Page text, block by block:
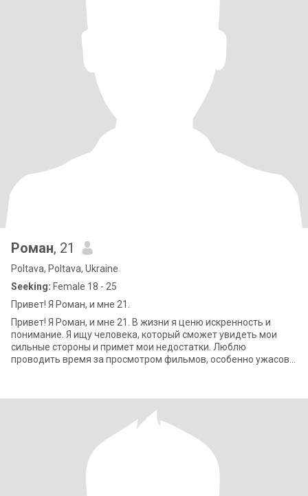
Роман, 21
Poltava, Poltava, Ukraine
Seeking: Female 18 - 25
Привет! Я Роман, и мне 21.
Привет! Я Роман, и мне 21. В жизни я ценю искренность и
понимание. Я ищу человека, который сможет увидеть мои
сильные стороны и примет мои недостатки. Люблю
проводить время за просмотром фильмов, особенно ужасов,